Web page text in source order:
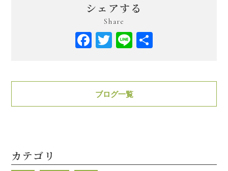
シェアする
Share
Facebook
Twitter
Line
ブログ一覧
カテゴリ